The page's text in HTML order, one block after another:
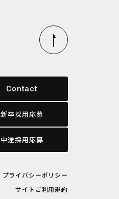
Contact
新卒採用応募
中途採用応募
プライバシーポリシー
サイトご利用規約